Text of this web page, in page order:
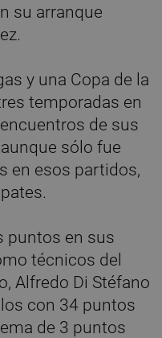
su arranque
y una Copa de la
temporadas en
de sus
sólo fue
en esos partidos,
puntos en sus
técnicos del
Alfredo Di Stéfano
con 34 puntos
de 3 puntos